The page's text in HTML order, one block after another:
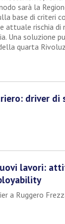
sarà la
base di criteri
attuale rischia di
Una soluzione
quarta
driver di
lavori:
a Ruggero